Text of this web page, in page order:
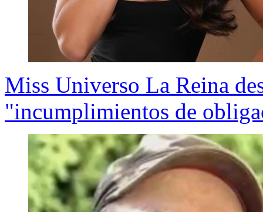
Miss Universo La Reina
"incumplimientos de